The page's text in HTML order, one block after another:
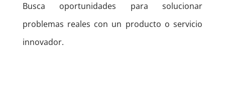
Busca oportunidades para solucionar
problemas reales con un producto o servicio
innovador.